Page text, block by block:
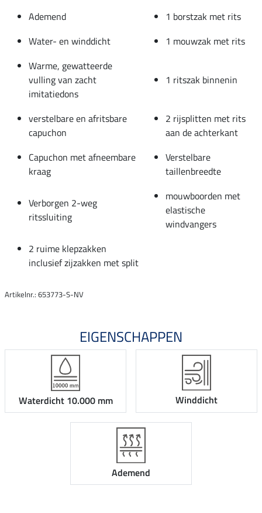
Ademend
1 borstzak met rits
Water- en winddicht
1 mouwzak met rits
Warme, gewatteerde
vulling van zacht
imitatiedons
1 ritszak binnenin
verstelbare en afritsbare
capuchon
2 rijsplitten met rits
aan de achterkant
Capuchon met afneembare
kraag
Verstelbare
taillenbreedte
Verborgen 2-weg
ritssluiting
mouwboorden met
elastische
windvangers
2 ruime klepzakken
inclusief zijzakken met split
Artikelnr.: 653773-S-NV
EIGENSCHAPPEN
Waterdicht 10.000 mm Winddicht
Ademend